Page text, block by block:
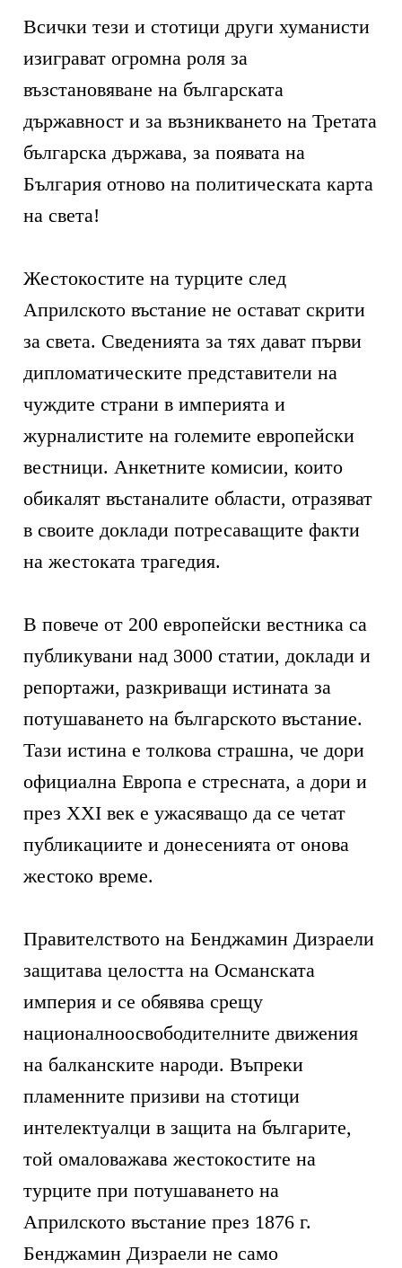
Всички тези и стотици други хуманисти
изиграват огромна роля за
възстановяване на българската
държавност и за възникването на Третата
българска държава, за появата на
България отново на политическата карта
на света!
Жестокостите на турците след
Априлското въстание не остават скрити
за света. Сведенията за тях дават първи
дипломатическите представители на
чуждите страни в империята и
журналистите на големите европейски
вестници. Анкетните комисии, които
обикалят въстаналите области, отразяват
в своите доклади потресаващите факти
на жестоката трагедия.
В повече от 200 европейски вестника са
публикувани над 3000 статии, доклади и
репортажи, разкриващи истината за
потушаването на българското въстание.
Тази истина е толкова страшна, че дори
официална Европа е стресната, а дори и
през XXI век е ужасяващо да се четат
публикациите и донесенията от онова
жестоко време.
Правителството на Бенджамин Дизраели
защитава целостта на Османската
империя и се обявява срещу
националноосвободителните движения
на балканските народи. Въпреки
пламенните призиви на стотици
интелектуалци в защита на българите,
той омаловажава жестокостите на
турците при потушаването на
Априлското въстание през 1876 г.
Бенджамин Дизраели не само